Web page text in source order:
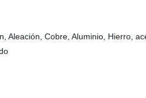
Aleación, Cobre, Aluminio, Hierro,